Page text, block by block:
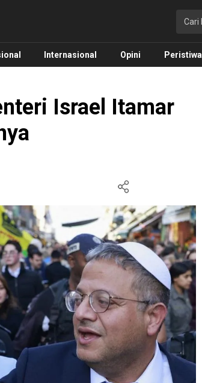
Internasional Opini Peristiwa
Israel Itamar